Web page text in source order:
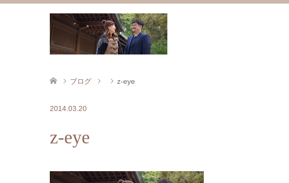
ブログ z-eye
2014.03.20
z-eye